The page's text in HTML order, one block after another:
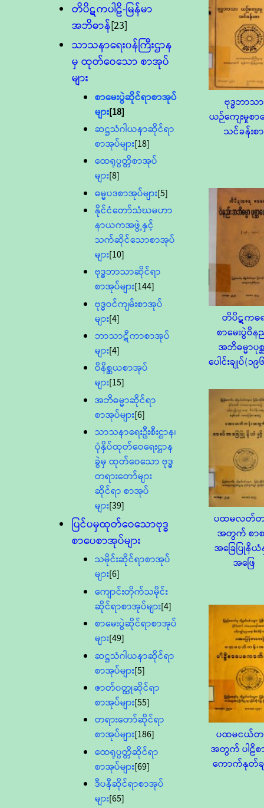
တိပိဋကပါဠိ-မြန်မာ
အဘိဓာန်[23]
သာသနာရေး၀န်ကြီးဌာန
မှ ထုတ်ဝေသော စာအုပ်
များ
စာမေးပွဲဆိုင်ရာစာအုပ်
များ[18]
ဆဋ္ဌသံဂါယနာဆိုင်ရာ
စာအုပ်များ[18]
ထေရုပ္ပတ္တိစာအုပ်
များ[8]
ဓမ္မပဒစာအုပ်များ[5]
နိုင်ငံတော်သံဃမဟာ
နာယကအဖွဲ့နှင့်
သက်ဆိုင်သောစာအုပ်
များ[10]
ဗုဒ္ဓဘာသာဆိုင်ရာ
စာအုပ်များ[144]
ဗုဒ္ဓဝင်ကျမ်းစာအုပ်
များ[4]
ဘာသာဋီကာစာအုပ်
များ[4]
ဝိနိစ္ဆယစာအုပ်
များ[15]
အဘိဓမ္မာဆိုင်ရာ
စာအုပ်များ[6]
သာသနာရေးဦးစီးဌာန၊
ပုံနှိပ်ထုတ်ဝေရေးဌာန
ခွဲမှ ထုတ်ဝေသော ဗုဒ္ဓ
တရားတော်များ
ဆိုင်ရာ စာအုပ်
များ[39]
ပြင်ပမှထုတ်ဝေသောဗုဒ္ဓ
စာပေစာအုပ်များ
သမိုင်းဆိုင်ရာစာအုပ်
များ[6]
ကျောင်းတိုက်သမိုင်း
ဆိုင်ရာစာအုပ်များ[4]
စာမေးပွဲဆိုင်ရာစာအုပ်
များ[49]
ဆဋ္ဌသံဂါယနာဆိုင်ရာ
စာအုပ်များ[5]
ဇာတ်၀တ္ထုဆိုင်ရာ
စာအုပ်များ[55]
တရားတော်ဆိုင်ရာ
စာအုပ်များ[186]
ထေရုပ္ပတ္တိဆိုင်ရာ
စာအုပ်များ[69]
ဒီပနီဆိုင်ရာစာအုပ်
များ[65]
ဗုဒ္ဓဘာသာ
ယဉ်ကျေးမှုစာ
သင်ခန်းစာ
တိပိဋကဓ
စာမေးပွဲဝိန
အဘိဓမ္မာပုစ္
ပေါင်းချုပ်(၁
ပထမလတ်တ
အတွက် စာ
အခြေပြုနိ
အဖြေ
ပထမငယ်တ
အတွက် ပါဠိစ
ကောက်နုတ်